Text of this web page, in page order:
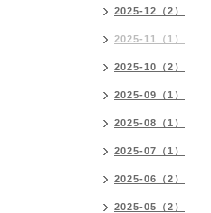
2025-12（2）
2025-11（1）
2025-10（2）
2025-09（1）
2025-08（1）
2025-07（1）
2025-06（2）
2025-05（2）